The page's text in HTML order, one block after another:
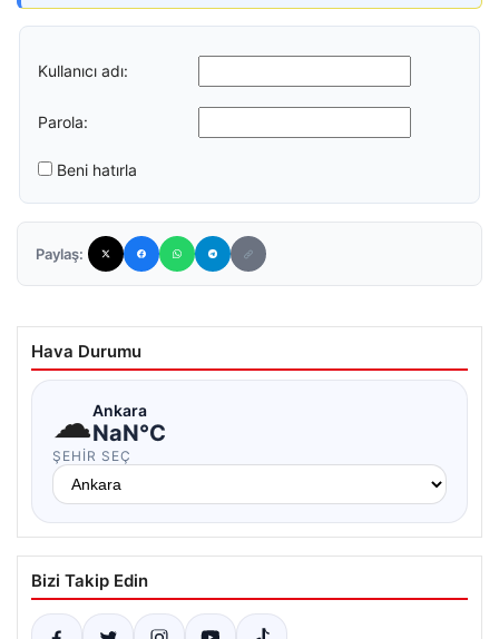
Kullanıcı adı:
Parola:
Beni hatırla
Paylaş:
Hava Durumu
☁Ankara
NaN°C
ŞEHIR SEÇ
Bizi Takip Edin